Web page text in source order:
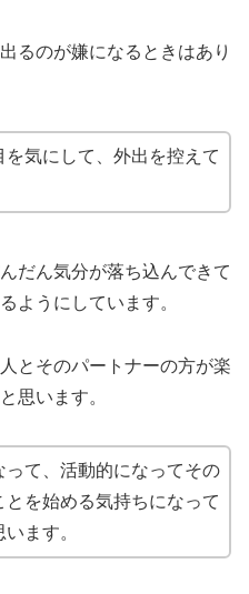
るのが嫌になるときはあり
を気にして、外出を控えて
だん気分が落ち込んできて
ようにしています。
とそのパートナーの方が楽
思います。
って、活動的になってその
とを始める気持ちになって
ます。